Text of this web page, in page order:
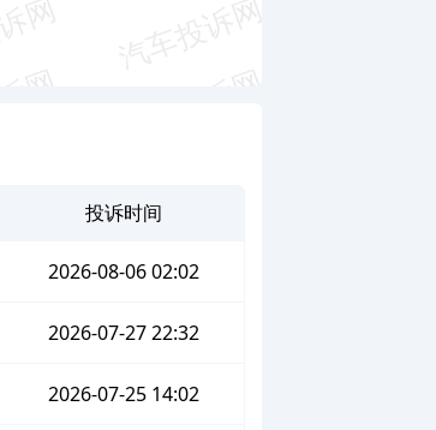
投诉时间
2026-08-06 02:02
2026-07-27 22:32
2026-07-25 14:02